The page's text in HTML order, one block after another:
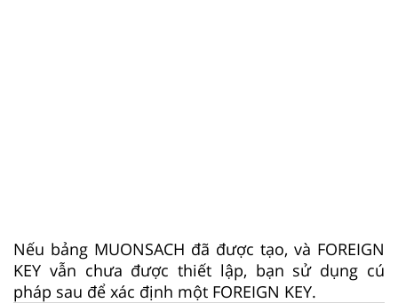
Nếu bảng MUONSACH đã được tạo, và FOREIGN
KEY vẫn chưa được thiết lập, bạn sử dụng cú
pháp sau để xác định một FOREIGN KEY.